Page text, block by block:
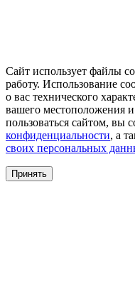
Сайт использует файлы
работу. Использование
о вас технического
вашего местоположения
пользоваться сайтом, вы
конфиденциальности, а
своих персональных
Принять